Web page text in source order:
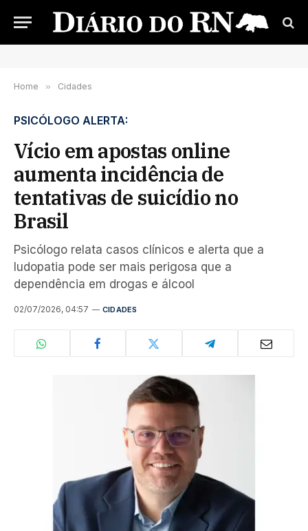
Home » Cidades
PSICÓLOGO ALERTA:
Vício em apostas online
aumenta incidência de
tentativas de suicídio no
Brasil
Psicólogo relata casos clínicos e alerta que a
ludopatia pode ser mais perigosa que a
dependência em drogas e álcool
02/07/2026, 04:57 CIDADES